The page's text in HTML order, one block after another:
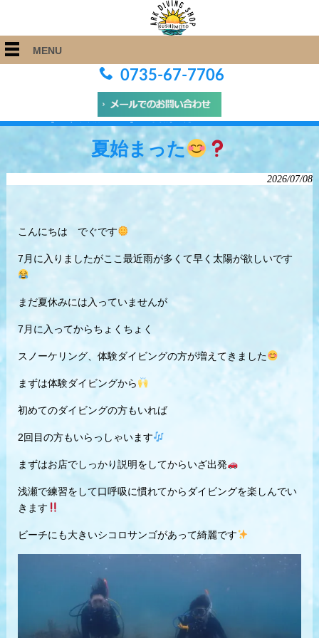
MENU
0735-67-7706
ARK Diving Shop 串本店 > Blog > 夏始まった
夏始まった
2026/07/08
こんにちは でぐです
7月に入りましたがここ最近雨が多くて早く太陽が欲しいです
まだ夏休みには入っていませんが
7月に入ってからちょくちょく
スノーケリング、体験ダイビングの方が増えてきました
まずは体験ダイビングから
初めてのダイビングの方もいれば
2回目の方もいらっしゃいます
まずはお店でしっかり説明をしてからいざ出発
浅瀬で練習をして口呼吸に慣れてからダイビングを楽しんでい
きます
ビーチにも大きいシコロサンゴがあって綺麗です